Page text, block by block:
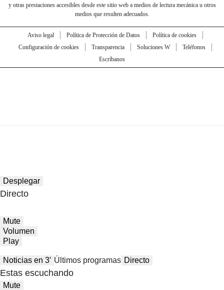
y otras prestaciones accesibles desde este sitio web a medios de lectura mecánica u otros
medios que resulten adecuados.
Aviso legal Política de Protección de Datos
Política de cookies
Configuración de cookies
Transparencia Soluciones W
Teléfonos
Escríbanos
Desplegar
Directo
Mute
Volumen
Play
Noticias en 3′ Últimos programas Directo
Estas escuchando
Mute